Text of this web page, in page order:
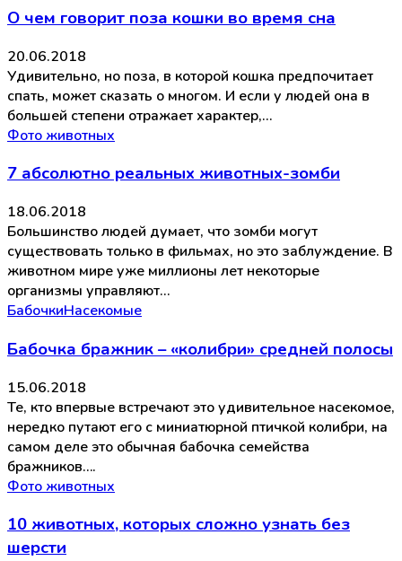
О чем говорит поза кошки во время сна
20.06.2018
Удивительно, но поза, в которой кошка предпочитает
спать, может сказать о многом. И если у людей она в
большей степени отражает характер,…
Фото животных
7 абсолютно реальных животных-зомби
18.06.2018
Большинство людей думает, что зомби могут
существовать только в фильмах, но это заблуждение. В
животном мире уже миллионы лет некоторые
организмы управляют…
БабочкиНасекомые
Бабочка бражник – «колибри» средней полосы
15.06.2018
Те, кто впервые встречают это удивительное насекомое,
нередко путают его с миниатюрной птичкой колибри, на
самом деле это обычная бабочка семейства
бражников….
Фото животных
10 животных, которых сложно узнать без
шерсти